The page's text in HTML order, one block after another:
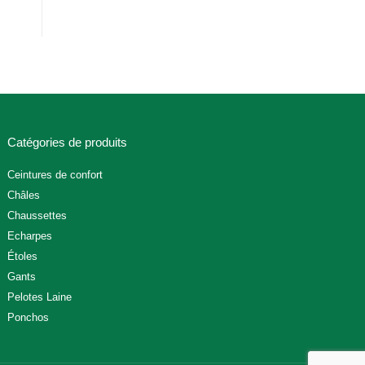
Catégories de produits
Ceintures de confort
Châles
Chaussettes
Echarpes
Étoles
Gants
Pelotes Laine
Ponchos